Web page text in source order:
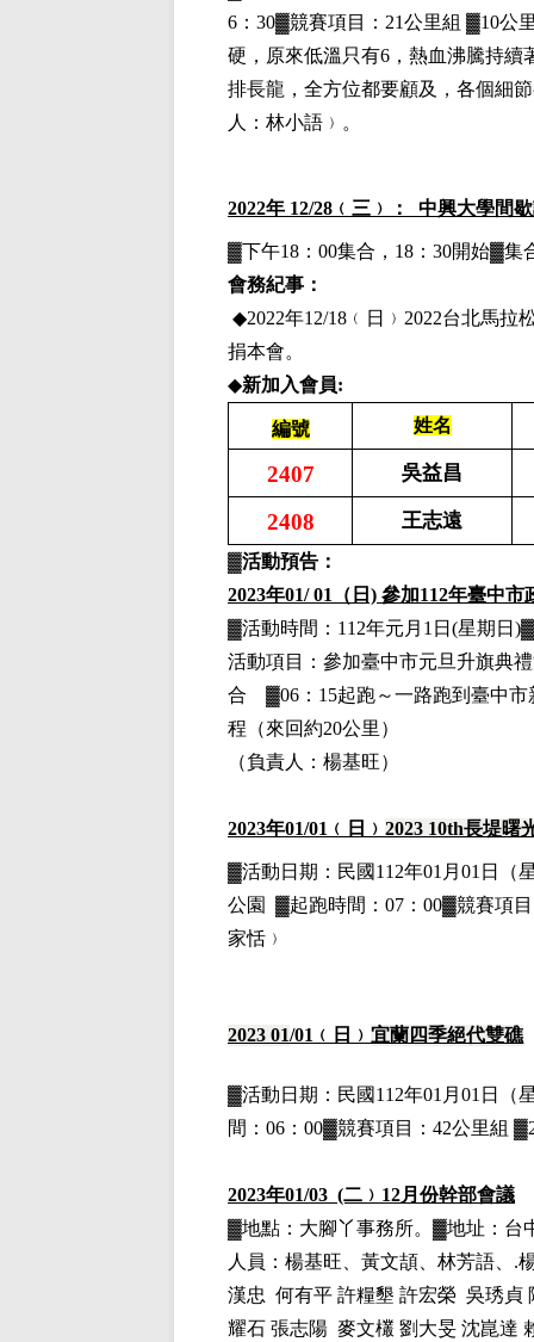
6：30▓競賽項目：21公里組 ▓10公
硬，原來低溫只有6 ，熱血沸騰持續
排長龍，全方位都要顧及，各個細
人：林小語﹚。
2022年 12/28﹙三﹚： 中興大學間
▓下午18：00集合，18：30開始▓集
會務紀事：
◆2022年12/18 ﹙日﹚ 2022台北馬拉
捐本會。
◆新加入會員:
編號 姓名
2407 吳益昌
2408 王志遠
▓活動預告：
2023年01/ 01
（日) 參加112年臺中市
▓活動時間：112年元月1日(星期日
活動項目：參加臺中市元旦升旗典
合 ▓06：15起跑～一路跑到臺中市
程（來回約20公里）
（負責人：楊基旺）
2023年01/01 ﹙日﹚ 2023 10th長堤曙
▓活動日期： 民國112年01月01日
（
公園
▓起跑時間：07：00▓競賽項
家恬﹚
2023 01/01 ﹙日﹚ 宜蘭四季絕代雙礁
▓活動日期： 民國112年01月01日
（
間：06：00▓競賽項目：42公里組
2023年01/03 (二﹚12月份幹部會議
▓地點：大腳丫事務所。▓地址：台
人員： 楊基旺、黃文頡、林芳語、.
漢忠 何有平 許糧墾 許宏榮 吳琇貞
耀石 張志陽 麥文欉 劉大旻 沈崑達